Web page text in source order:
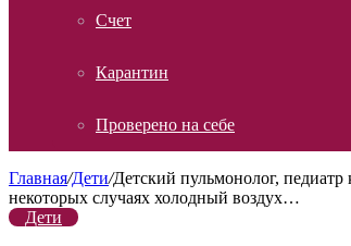
Счет
Карантин
Проверено на себе
Главная/Дети/Детский пульмонолог,
некоторых случаях холодный воздух…
Дети